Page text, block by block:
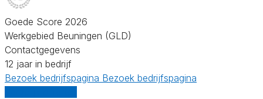
Goede Score 2026
Werkgebied Beuningen (GLD)
Contactgegevens
12 jaar in bedrijf
Bezoek bedrijfspagina Bezoek bedrijfspagina